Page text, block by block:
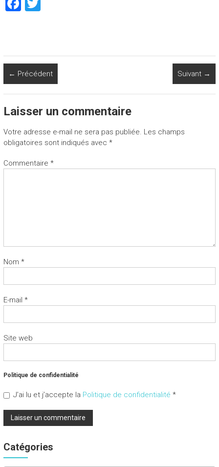
o
ok
← Précédent Suivant →
Laisser un commentaire
Votre adresse e-mail ne sera pas publiée. Les champs
obligatoires sont indiqués avec *
Commentaire *
Nom *
E-mail *
Site web
Politique de confidentialité
J’ai lu et j’accepte la Politique de confidentialité *
Catégories